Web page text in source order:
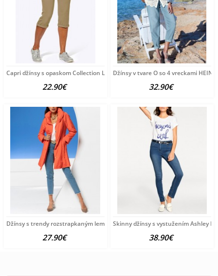
Capri džínsy s opaskom Collection L, pieskové
22.90€
Džínsy v tvare O so 4 vreckami
32.90€
Džínsy s trendy rozstrapkaným lemom HEINE, modrobiele
27.90€
Skinny džínsy s vystužením Ashley
38.90€